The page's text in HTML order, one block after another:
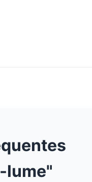
lume"